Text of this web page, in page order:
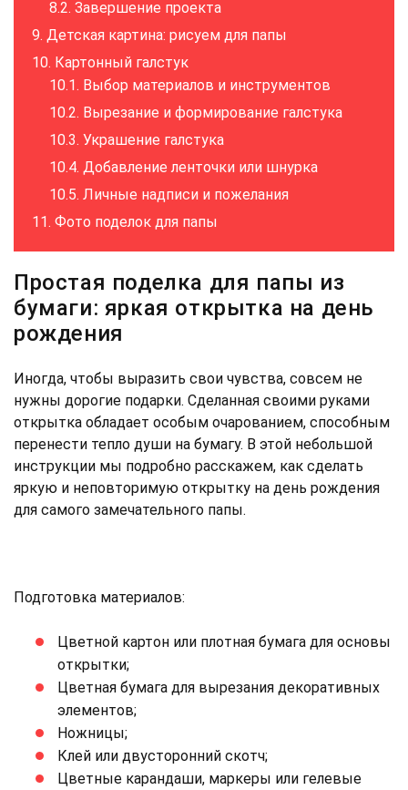
Завершение проекта
Детская картина: рисуем для папы
Картонный галстук
Выбор материалов и инструментов
Вырезание и формирование галстука
Украшение галстука
Добавление ленточки или шнурка
Личные надписи и пожелания
Фото поделок для папы
Простая поделка для папы из
бумаги: яркая открытка на день
рождения
Иногда, чтобы выразить свои чувства, совсем не
нужны дорогие подарки. Сделанная своими руками
открытка обладает особым очарованием, способным
перенести тепло души на бумагу. В этой небольшой
инструкции мы подробно расскажем, как сделать
яркую и неповторимую открытку на день рождения
для самого замечательного папы.
Подготовка материалов:
Цветной картон или плотная бумага для основы
открытки;
Цветная бумага для вырезания декоративных
элементов;
Ножницы;
Клей или двусторонний скотч;
Цветные карандаши, маркеры или гелевые